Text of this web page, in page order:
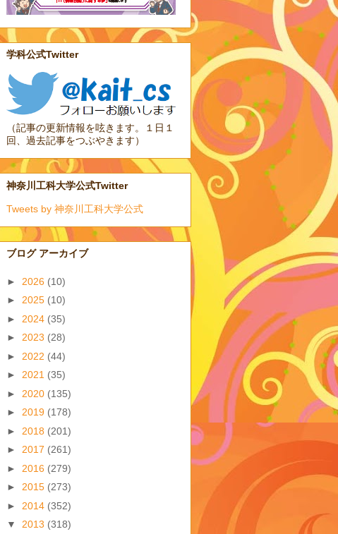
学科公式Twitter
（記事の更新情報を呟きます。１日１
回、過去記事をつぶやきます）
神奈川工科大学公式Twitter
Tweets by 神奈川工科大学公式
ブログ アーカイブ
► 2026 (10)
► 2025 (10)
► 2024 (35)
► 2023 (28)
► 2022 (44)
► 2021 (35)
► 2020 (135)
► 2019 (178)
► 2018 (201)
► 2017 (261)
► 2016 (279)
► 2015 (273)
► 2014 (352)
▼ 2013 (318)